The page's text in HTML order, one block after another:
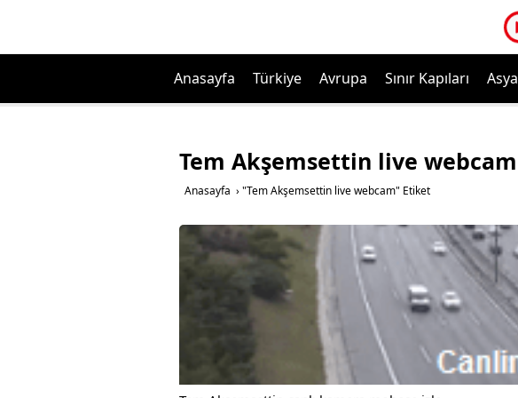
Anasayfa Türkiye Avrupa Sınır Kapıları Asya
Tem Akşemsettin live webcam
Anasayfa › "Tem Akşemsettin live webcam" Etiket